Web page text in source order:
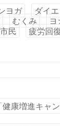
ワ
ヨガ ダイエ
むくみ ヨ
民 疲労回復
康増進キャン